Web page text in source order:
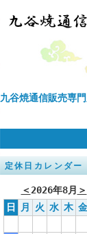
九谷焼通信販売専
定休日カレンダー
＜ 2026年8月 ＞
日
月 火 水 木 金